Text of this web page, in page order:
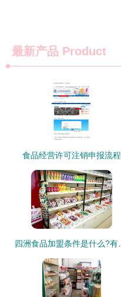
最新产品 Product
食品经营许可注销申报流程